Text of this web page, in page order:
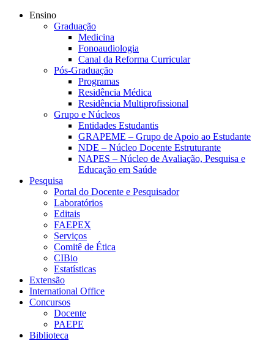
Ensino
Graduação
Medicina
Fonoaudiologia
Canal da Reforma Curricular
Pós-Graduação
Programas
Residência Médica
Residência Multiprofissional
Grupo e Núcleos
Entidades Estudantis
GRAPEME – Grupo de Apoio ao Estudante
NDE – Núcleo Docente Estruturante
NAPES – Núcleo de Avaliação, Pesquisa e
Educação em Saúde
Pesquisa
Portal do Docente e Pesquisador
Laboratórios
Editais
FAEPEX
Serviços
Comitê de Ética
CIBio
Estatísticas
Extensão
International Office
Concursos
Docente
PAEPE
Biblioteca